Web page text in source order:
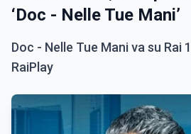
‘Doc - Nelle Tue Mani’
Doc - Nelle Tue Mani va su Rai
RaiPlay